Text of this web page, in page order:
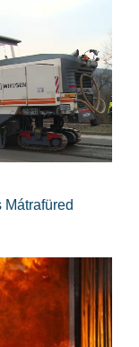
Mátrafüred